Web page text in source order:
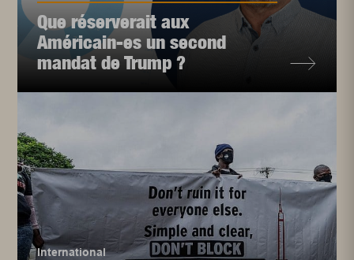
Que réserverait aux
Américain-es un second
mandat de Trump ?
International